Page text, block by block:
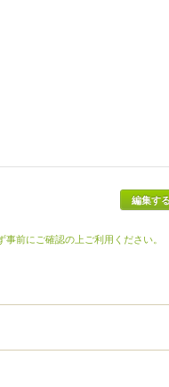
前にご確認の上ご利用ください。